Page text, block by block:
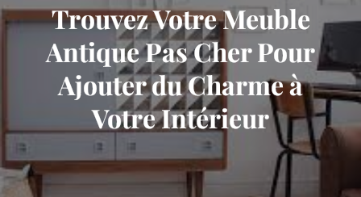
Trouvez Votre Meuble
Antique Pas Cher Pour
Ajouter du Charme à
Votre Intérieur